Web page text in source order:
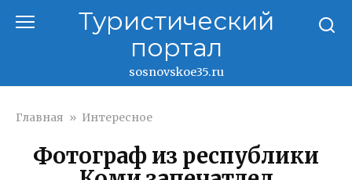
Туристический
портал
sosnovskoe35.ru
Главная » Интересное
Фотограф из республики